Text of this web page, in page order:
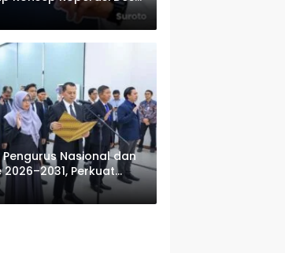
Pengurus Nasional dan
2026–2031, Perkuat
Sektor Publik